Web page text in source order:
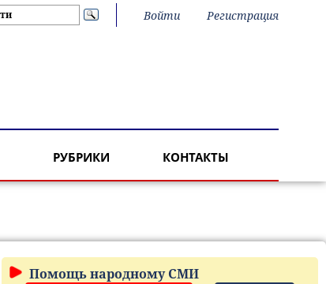
Войти Регистрация
РУБРИКИ КОНТАКТЫ
Помощь народному СМИ